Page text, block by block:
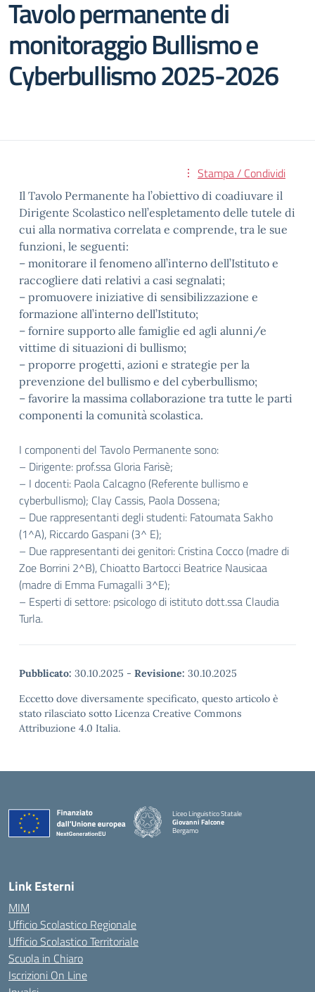
Tavolo permanente di
monitoraggio Bullismo e
Cyberbullismo 2025-2026
Stampa / Condividi
Il Tavolo Permanente ha l’obiettivo di coadiuvare il
Dirigente Scolastico nell’espletamento delle tutele di
cui alla normativa correlata e comprende, tra le sue
funzioni, le seguenti:
– monitorare il fenomeno all’interno dell’Istituto e
raccogliere dati relativi a casi segnalati;
– promuovere iniziative di sensibilizzazione e
formazione all’interno dell’Istituto;
– fornire supporto alle famiglie ed agli alunni/e
vittime di situazioni di bullismo;
– proporre progetti, azioni e strategie per la
prevenzione del bullismo e del cyberbullismo;
– favorire la massima collaborazione tra tutte le parti
componenti la comunità scolastica.
I componenti del Tavolo Permanente sono:
– Dirigente: prof.ssa Gloria Farisè;
– I docenti: Paola Calcagno (Referente bullismo e
cyberbullismo); Clay Cassis, Paola Dossena;
– Due rappresentanti degli studenti: Fatoumata Sakho
(1^A), Riccardo Gaspani (3^ E);
– Due rappresentanti dei genitori: Cristina Cocco (madre di
Zoe Borrini 2^B), Chioatto Bartocci Beatrice Nausicaa
(madre di Emma Fumagalli 3^E);
– Esperti di settore: psicologo di istituto dott.ssa Claudia
Turla.
Pubblicato: 30.10.2025 - Revisione: 30.10.2025
Eccetto dove diversamente specificato, questo articolo è
stato rilasciato sotto Licenza Creative Commons
Attribuzione 4.0 Italia.
Liceo Linguistico Statale
Giovanni Falcone
Bergamo
— Visita la pagina iniziale della scuola
Link Esterni
MIM
Ufficio Scolastico Regionale
Ufficio Scolastico Territoriale
Scuola in Chiaro
Iscrizioni On Line